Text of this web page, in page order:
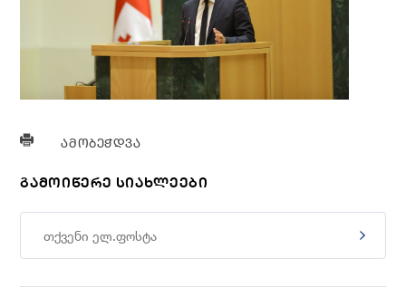
ᲐᲛᲝᲑᲔᲭᲓᲕᲐ
ᲒᲐᲛᲝᲘᲬᲔᲠᲔ ᲡᲘᲐᲮᲚᲔᲔᲑᲘ